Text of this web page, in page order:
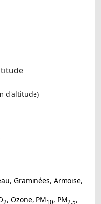
d'altitude)
, Graminées, Armoise,
2, Ozone, PM10, PM2.5,